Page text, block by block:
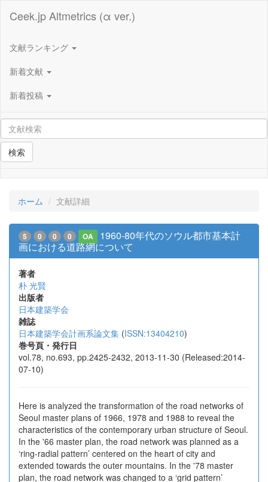
Ceek.jp Altmetrics (α ver.)
文献ランキング
新着文献
新着投稿
検索
ホーム 文献詳細
5 0 0 0 OA
1960-80年代のソウル都市基本計
画における道路網について
著者
朴 光賢
出版者
日本建築学会
雑誌
日本建築学会計画系論文集 (ISSN:13404210)
巻号頁・発行日
vol.78, no.693, pp.2425-2432, 2013-11-30 (Released:2014-
07-10)
Here is analyzed the transformation of the road networks of
Seoul master plans of 1966, 1978 and 1988 to reveal the
characteristics of the contemporary urban structure of Seoul.
In the '66 master plan, the road network was planned as a
‘ring-radial pattern’ centered on the heart of city and
extended towards the outer mountains. In the '78 master
plan, the road network was changed to a ‘grid pattern’